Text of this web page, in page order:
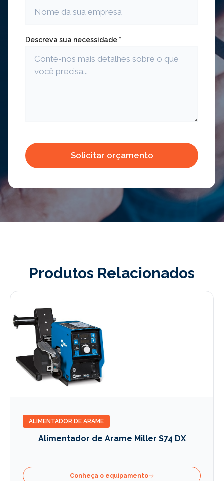
Descreva sua necessidade *
Produtos Relacionados
ALIMENTADOR DE ARAME
Alimentador de Arame Miller S74 DX
Conheça o equipamento